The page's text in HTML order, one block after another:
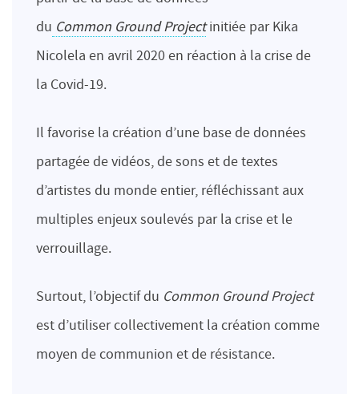
du Common Ground Projectinitiée par Kika
Nicolela en avril 2020 en réaction à la crise de
la Covid-19.
Il favorise la création d’une base de données
partagée de vidéos, de sons et de textes
d’artistes du monde entier, réfléchissant aux
multiples enjeux soulevés par la crise et le
verrouillage.
Surtout, l’objectif du Common Ground Project
est d’utiliser collectivement la création comme
moyen de communion et de résistance.